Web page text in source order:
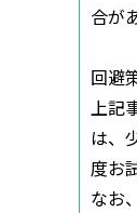
合が
回避
上記
は、
度お
なお